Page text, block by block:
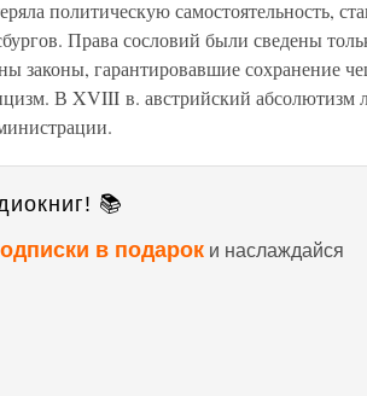
политическую самостоятельность,
Права сословий были сведены
законы, гарантировавшие сохранение
В XVIII в. австрийский абсолютизм
📚
в подарок и наслаждайся